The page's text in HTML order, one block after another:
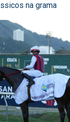
na grama